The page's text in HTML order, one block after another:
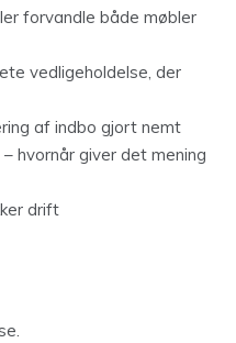
forvandle både møbler
vedligeholdelse, der
af indbo gjort nemt
hvornår giver det mening
drift